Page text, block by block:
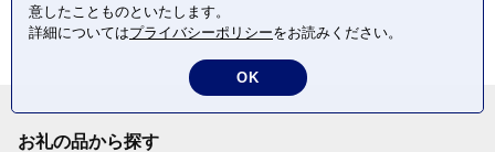
お礼の品から探す
意したことものといたします。
詳細についてはプライバシーポリシーをお読みください。
OK